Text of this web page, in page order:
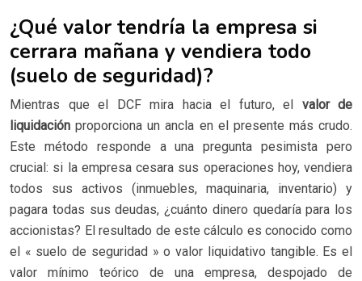
¿Qué valor tendría la empresa si
cerrara mañana y vendiera todo
(suelo de seguridad)?
Mientras que el DCF mira hacia el futuro, el valor de
liquidación proporciona un ancla en el presente más crudo.
Este método responde a una pregunta pesimista pero
crucial: si la empresa cesara sus operaciones hoy, vendiera
todos sus activos (inmuebles, maquinaria, inventario) y
pagara todas sus deudas, ¿cuánto dinero quedaría para los
accionistas? El resultado de este cálculo es conocido como
el « suelo de seguridad » o valor liquidativo tangible. Es el
valor mínimo teórico de una empresa, despojado de